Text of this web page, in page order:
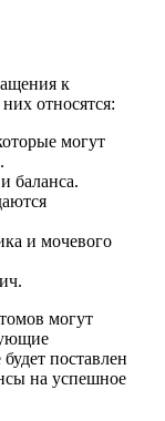
к
относятся:
могут
баланса.
и мочевого
могут
поставлен
на успешное